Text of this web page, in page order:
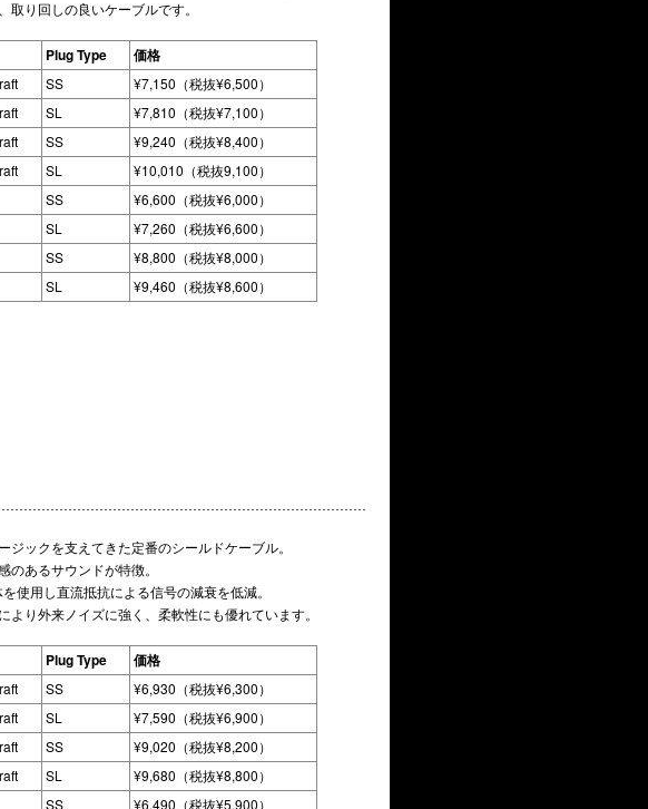
取り回しの良いケーブルです。
Plug Type 価格
SS
¥7,150（税抜¥6,500）
SL
¥7,810（税抜¥7,100）
SS
¥9,240（税抜¥8,400）
SL
¥10,010（税抜9,100）
SS
¥6,600（税抜¥6,000）
SL
¥7,260（税抜¥6,600）
SS
¥8,800（税抜¥8,000）
SL ¥9,460（税抜¥8,600）
ジックを支えてきた定番のシールドケーブル。
のあるサウンドが特徴。
使用し直流抵抗による信号の減衰を低減。
より外来ノイズに強く、柔軟性にも優れています。
Plug Type 価格
SS
¥6,930（税抜¥6,300）
SL
¥7,590（税抜¥6,900）
SS
¥9,020（税抜¥8,200）
SL
¥9,680（税抜¥8,800）
SS
¥6,490（税抜¥5,900）